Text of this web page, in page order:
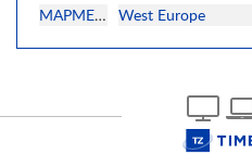
MAPMEDIA West Europe